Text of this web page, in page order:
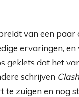
van een paar
ervaringen,
dat het
schrijven
zuigen en nog